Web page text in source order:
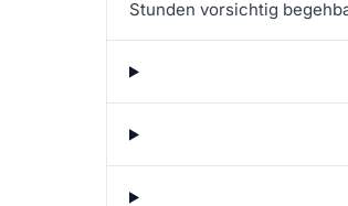
Stunden vorsichtig